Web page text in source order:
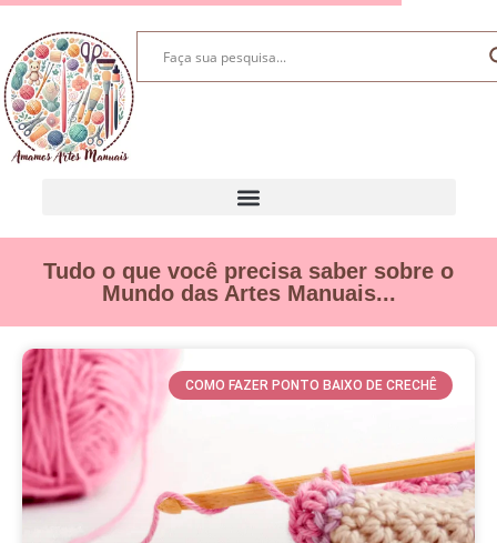
Tudo o que você precisa saber sobre o
Mundo das Artes Manuais...
COMO FAZER PONTO BAIXO DE CRECHÊ